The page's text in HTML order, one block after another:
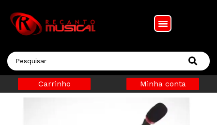
Carrinho Minha conta